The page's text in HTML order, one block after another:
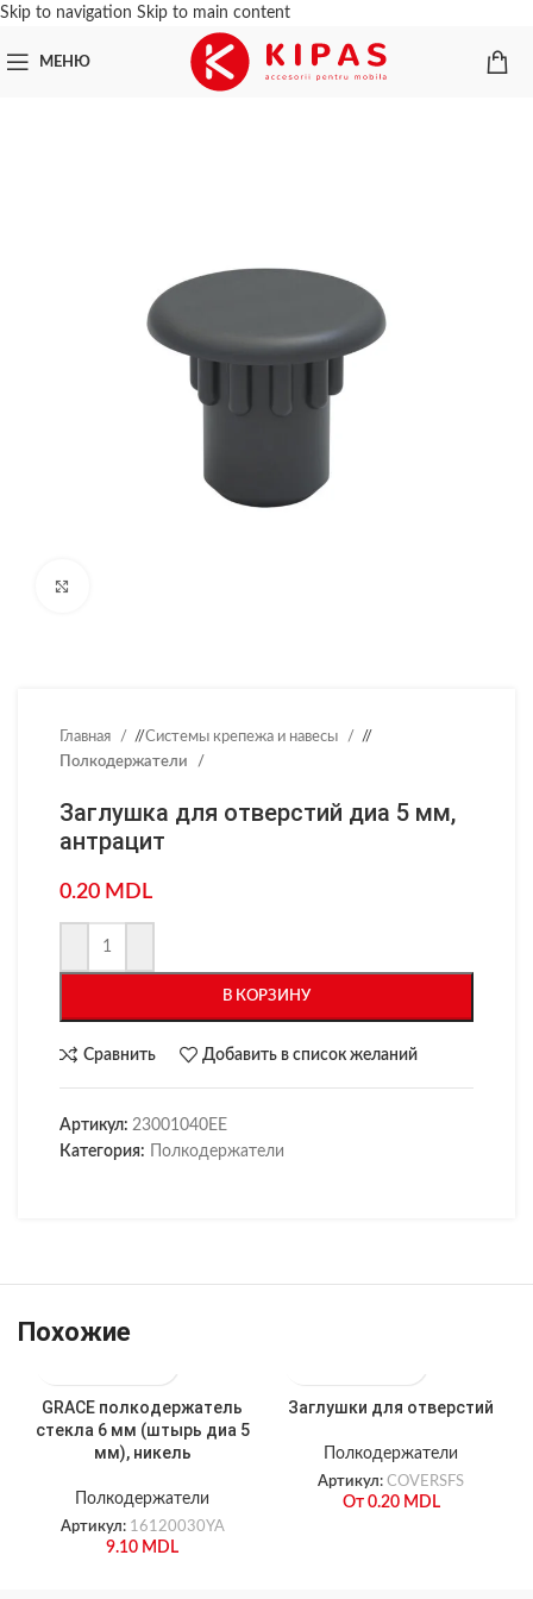
Skip to navigation Skip to main content
МЕНЮ
Главная / Системы крепежа и навесы
/
Полкодержатели
Заглушка для отверстий диа 5 мм,
антрацит
0.20 MDL
В КОРЗИНУ
Сравнить Добавить в список желаний
Артикул: 23001040EE
Категория:
Полкодержатели
Похожие
GRACE полкодержатель
стекла 6 мм (штырь диа 5
мм), никель
Полкодержатели
Артикул: 16120030YA
9.10 MDL
Заглушки для отверстий
Полкодержатели
Артикул: COVERSFS
От 0.20 MDL